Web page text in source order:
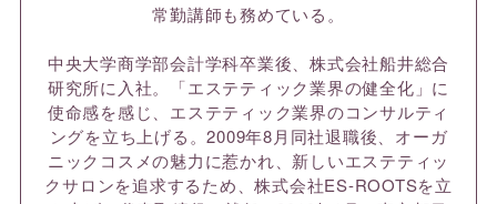
常勤講師も務めている。
中央大学商学部会計学科卒業後、株式会社船井総合
研究所に入社。「エステティック業界の健全化」に
使命感を感じ、エステティック業界のコンサルティ
ングを立ち上げる。2009年8月同社退職後、オーガ
ニックコスメの魅力に惹かれ、新しいエステティッ
クサロンを追求するため、株式会社ES-ROOTSを立